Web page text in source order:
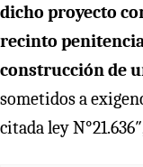
dicho proyecto
recinto
construcción de
sometidos a
citada ley